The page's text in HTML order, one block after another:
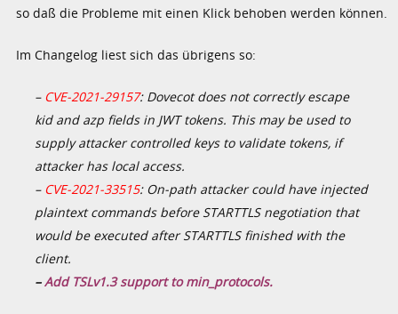
so daß die Probleme mit einen Klick behoben werden können.
Im Changelog liest sich das übrigens so:
– CVE-2021-29157: Dovecot does not correctly escape
kid and azp fields in JWT tokens. This may be used to
supply attacker controlled keys to validate tokens, if
attacker has local access.
–CVE-2021-33515: On-path attacker could have injected
plaintext commands before STARTTLS negotiation that
would be executed after STARTTLS finished with the
client.
–Add TSLv1.3 support to min_protocols.